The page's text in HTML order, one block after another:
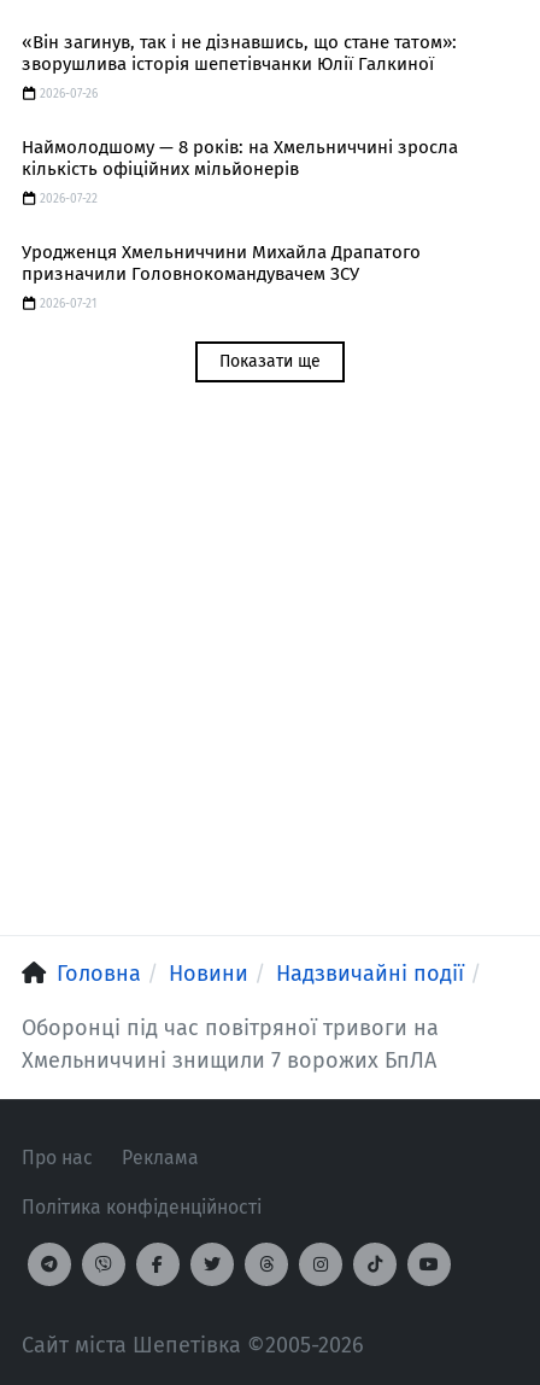
«Він загинув, так і не дізнавшись, що стане татом»:
зворушлива історія шепетівчанки Юлії Галкиної
2026-07-26
Наймолодшому — 8 років: на Хмельниччині зросла
кількість офіційних мільйонерів
2026-07-22
Уродженця Хмельниччини Михайла Драпатого
призначили Головнокомандувачем ЗСУ
2026-07-21
Показати ще
Головна Новини Надзвичайні події
Оборонці під час повітряної тривоги на
Хмельниччині знищили 7 ворожих БпЛА
Про нас Реклама
Політика конфіденційності
Сайт міста Шепетівка ©2005-2026